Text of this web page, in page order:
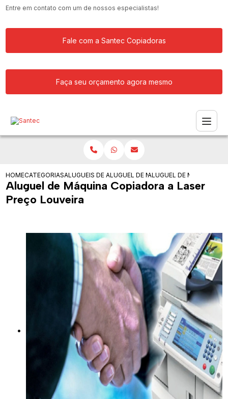
Entre em contato com um de nossos especialistas!
Fale com a Santec Copiadoras
Faça seu orçamento agora mesmo
HOMECATEGORIASALUGUEIS DE COPIADORASALUGUEL DE MAQUINA COPIADORA
ALUGUEL DE MAQUINA
Aluguel de Máquina Copiadora a Laser
Preço Louveira